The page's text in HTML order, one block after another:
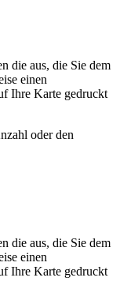
die aus, die Sie dem
einen
Ihre Karte gedruckt
oder den
die aus, die Sie dem
einen
Ihre Karte gedruckt